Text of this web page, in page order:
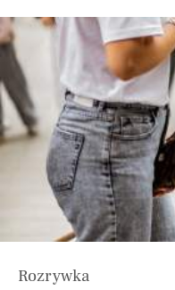
Rozrywka